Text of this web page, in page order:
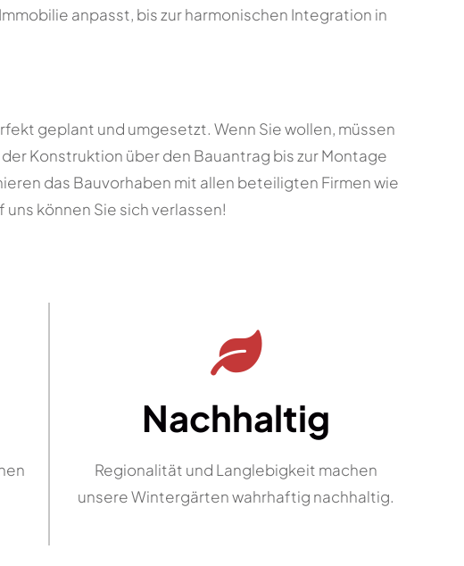
anpasst, bis zur harmonischen Integration in
geplant und umgesetzt. Wenn Sie wollen, müssen
Konstruktion über den Bauantrag bis zur Montage
das Bauvorhaben mit allen beteiligten Firmen wie
uns können Sie sich verlassen!
Nachhaltig
Regionalität und Langlebigkeit machen
unsere Wintergärten wahrhaftig nachhaltig.